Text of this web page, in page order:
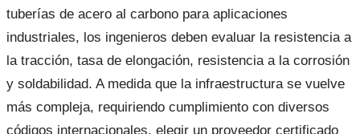
tuberías de acero al carbono para aplicaciones
industriales, los ingenieros deben evaluar la resistencia a
la tracción, tasa de elongación, resistencia a la corrosión
y soldabilidad. A medida que la infraestructura se vuelve
más compleja, requiriendo cumplimiento con diversos
códigos internacionales, elegir un proveedor certificado